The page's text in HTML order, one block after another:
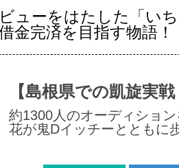
ューをはたした「い
金完済を目指す物語！
【島根県での凱旋実
約1300人のオーディショ
花が鬼Dイッチーとともに